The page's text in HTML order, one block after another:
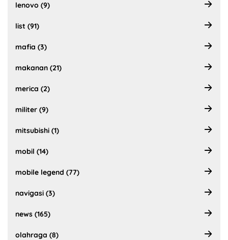
lenovo (9)
list (91)
mafia (3)
makanan (21)
merica (2)
militer (9)
mitsubishi (1)
mobil (14)
mobile legend (77)
navigasi (3)
news (165)
olahraga (8)